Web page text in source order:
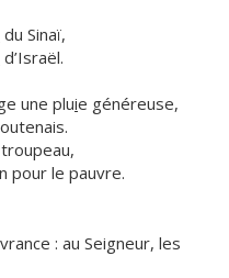
du Sinaï,
d’Israël.
une pluie généreuse,
n pour le pauvre.
: au Seigneur, les